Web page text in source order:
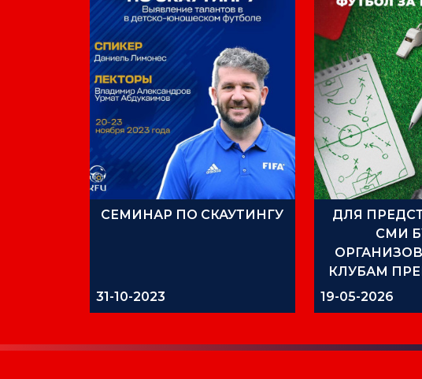
СЕМИНАР ПО СКАУТИНГУ
31-10-2023
ДЛЯ
СМИ
КЛУБАМ
19-05-2026